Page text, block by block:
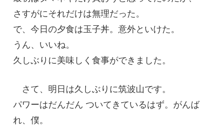
さすがにそれだけは無理だった。
で、今日の夕食は玉子丼。意外といけた。
うん、いいね。
久しぶりに美味しく食事ができました。
さて、明日は久しぶりに筑波山です。
パワーはだんだん ついてきているはず。がんば
れ、僕。